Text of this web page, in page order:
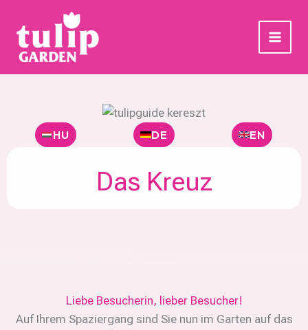
content
HU DE EN
Das Kreuz
Liebe Besucherin, lieber Besucher!
Auf Ihrem Spaziergang sind Sie nun im Garten auf das